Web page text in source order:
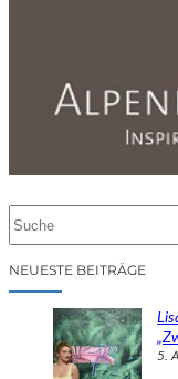
cNEUESTE BEITRÄGE
5.